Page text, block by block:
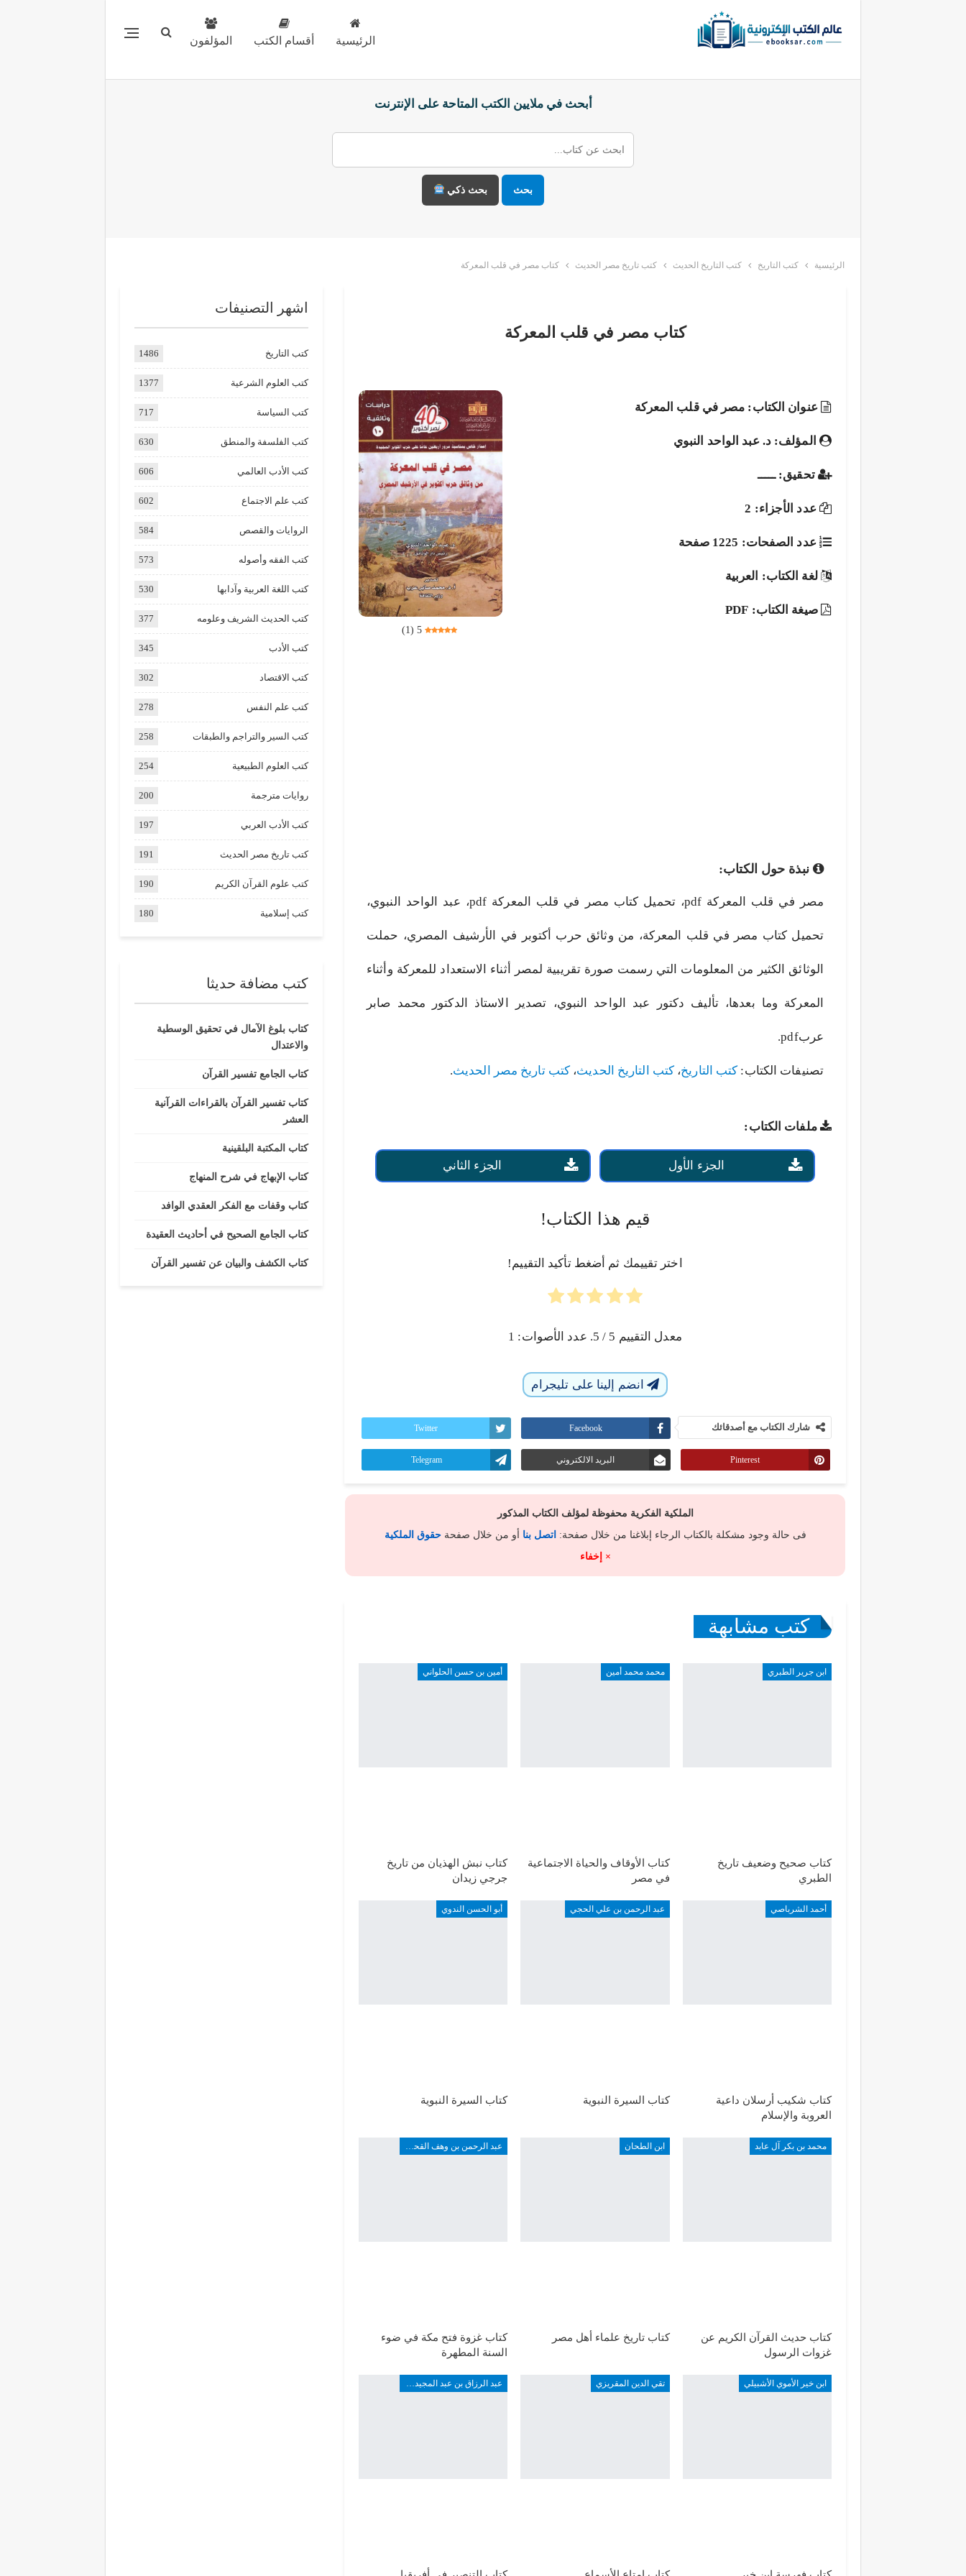
الرئيسية أقسام الكتب المؤلفون
أبحث في ملايين الكتب المتاحة على الإنترنت
بحث بحث ذكي
الرئيسية كتب التاريخ كتب التاريخ الحديث كتب تاريخ مصر الحديث كتاب مصر في قلب المعركة
كتاب مصر في قلب المعركة
5
(
1
)
عنوان الكتاب: مصر في قلب المعركة
المؤلف: د. عبد الواحد النبوي
تحقيق: ـــــ
عدد الأجزاء: 2
عدد الصفحات: 1225 صفحة
لغة الكتاب: العربية
صيغة الكتاب: PDF
نبذة حول الكتاب:
مصر في قلب المعركة pdf، تحميل كتاب مصر في قلب المعركة pdf، عبد الواحد النبوي،
تحميل كتاب مصر في قلب المعركة، من وثائق حرب أكتوبر في الأرشيف المصري، حملت
الوثائق الكثير من المعلومات التي رسمت صورة تقريبية لمصر أثناء الاستعداد للمعركة وأثناء
المعركة وما بعدها، تأليف دكتور عبد الواحد النبوي، تصدير الاستاذ الدكتور محمد صابر
عربpdf.
تصنيفات الكتاب: كتب التاريخ، كتب التاريخ الحديث، كتب تاريخ مصر الحديث.
ملفات الكتاب:
الجزء الأول الجزء الثاني
قيم هذا الكتاب!
اختر تقييمك ثم أضغط تأكيد التقييم!
معدل التقييم 5 / 5. عدد الأصوات: 1
انضم إلينا على تليجرام
شارك الكتاب مع أصدقائك Facebook
Twitter
Pinterest البريد الالكتروني Telegram
الملكية الفكرية محفوظة لمؤلف الكتاب المذكور
فى حالة وجود مشكلة بالكتاب الرجاء إبلاغنا من خلال صفحة: اتصل بنا أو من خلال صفحةحقوق الملكية
× إخفاء
كتب مشابهة
ابن جرير الطبري
كتاب صحيح وضعيف تاريخ
الطبري
محمد محمد أمين
كتاب الأوقاف والحياة الاجتماعية
في مصر
أمين بن حسن الحلواني
كتاب نبش الهذيان من تاريخ
جرجي زيدان
أحمد الشرباصي
كتاب شكيب أرسلان داعية
العروبة والإسلام
عبد الرحمن بن علي الحجي
كتاب السيرة النبوية
أبو الحسن الندوي
كتاب السيرة النبوية
محمد بن بكر آل عابد
كتاب حديث القرآن الكريم عن
غزوات الرسول
ابن الطحان
كتاب تاريخ علماء أهل مصر
عبد الرحمن بن وهف القحطاني
كتاب غزوة فتح مكة في ضوء
السنة المطهرة
ابن خير الأموي الأشبيلي تقي الدين المقريزي عبد الرزاق بن عبد المجيد ألارو
اشهر التصنيفات
كتب التاريخ 1486
كتب العلوم الشرعية 1377
كتب السياسة 717
كتب الفلسفة والمنطق 630
كتب الأدب العالمي 606
كتب علم الاجتماع 602
الروايات والقصص 584
كتب الفقه وأصوله 573
كتب اللغة العربية وآدابها 530
كتب الحديث الشريف وعلومه 377
كتب الأدب 345
كتب الاقتصاد 302
كتب علم النفس 278
كتب السير والتراجم والطبقات 258
كتب العلوم الطبيعية 254
روايات مترجمة 200
كتب الأدب العربي 197
كتب تاريخ مصر الحديث 191
كتب علوم القرآن الكريم 190
كتب إسلامية 180
كتب مضافة حديثا
كتاب بلوغ الآمال في تحقيق الوسطية
والاعتدال
كتاب الجامع تفسير القرآن
كتاب تفسير القرآن بالقراءات القرآنية
العشر
كتاب المكتبة البلقينية
كتاب الإبهاج في شرح المنهاج
كتاب وقفات مع الفكر العقدي الوافد
كتاب الجامع الصحيح في أحاديث العقيدة
كتاب الكشف والبيان عن تفسير القرآن